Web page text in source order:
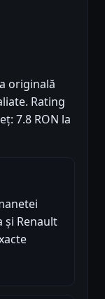
originală
Rating
7.8 RON la
și Renault